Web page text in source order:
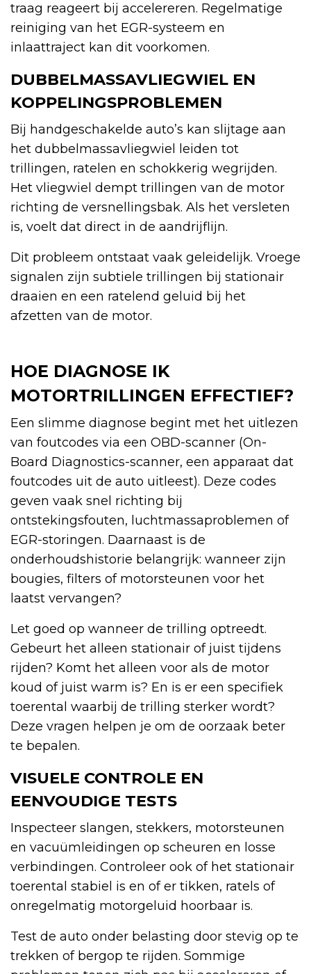
traag reageert bij accelereren. Regelmatige
reiniging van het EGR-systeem en
inlaattraject kan dit voorkomen.
DUBBELMASSAVLIEGWIEL EN
KOPPELINGSPROBLEMEN
Bij handgeschakelde auto’s kan slijtage aan
het dubbelmassavliegwiel leiden tot
trillingen, ratelen en schokkerig wegrijden.
Het vliegwiel dempt trillingen van de motor
richting de versnellingsbak. Als het versleten
is, voelt dat direct in de aandrijflijn.
Dit probleem ontstaat vaak geleidelijk. Vroege
signalen zijn subtiele trillingen bij stationair
draaien en een ratelend geluid bij het
afzetten van de motor.
HOE DIAGNOSE IK
MOTORTRILLINGEN EFFECTIEF?
Een slimme diagnose begint met het uitlezen
van foutcodes via een OBD-scanner (On-
Board Diagnostics-scanner, een apparaat dat
foutcodes uit de auto uitleest). Deze codes
geven vaak snel richting bij
ontstekingsfouten, luchtmassaproblemen of
EGR-storingen. Daarnaast is de
onderhoudshistorie belangrijk: wanneer zijn
bougies, filters of motorsteunen voor het
laatst vervangen?
Let goed op wanneer de trilling optreedt.
Gebeurt het alleen stationair of juist tijdens
rijden? Komt het alleen voor als de motor
koud of juist warm is? En is er een specifiek
toerental waarbij de trilling sterker wordt?
Deze vragen helpen je om de oorzaak beter
te bepalen.
VISUELE CONTROLE EN
EENVOUDIGE TESTS
Inspecteer slangen, stekkers, motorsteunen
en vacuümleidingen op scheuren en losse
verbindingen. Controleer ook of het stationair
toerental stabiel is en of er tikken, ratels of
onregelmatig motorgeluid hoorbaar is.
Test de auto onder belasting door stevig op te
trekken of bergop te rijden. Sommige